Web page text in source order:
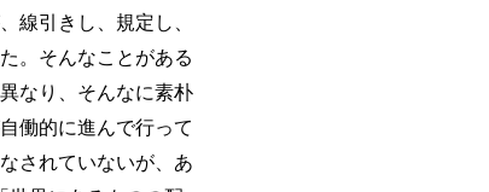
線引きし、規定し、
。そんなことがある
なり、そんなに素朴
働的に進んで行って
されていないが、あ